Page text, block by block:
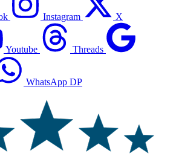
Instagram X
Youtube Threads
WhatsApp DP